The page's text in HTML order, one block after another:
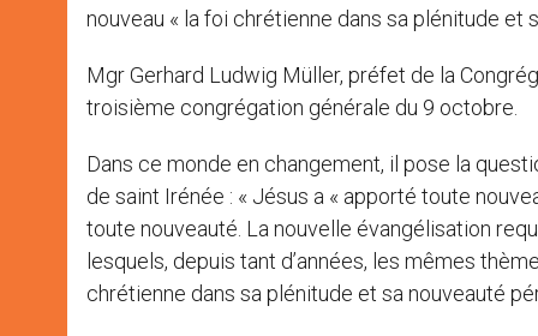
nouveau « la foi chrétienne dans sa plénitude et
Mgr Gerhard Ludwig Müller, préfet de la
troisième congrégation générale du 9 octobre.
Dans ce monde en changement, il pose la
de saint Irénée : « Jésus a « apporté toute
toute nouveauté. La nouvelle évangélisation
lesquels, depuis tant d’années, les mêmes
chrétienne dans sa plénitude et sa nouveauté